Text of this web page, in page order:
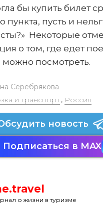
бы купить билет
пункта, пусть и
Некоторые
о том, где едет
можно посмотреть.
Серебрякова
и транспорт, Россия
новость
Подписаться в MAX
о жизни в туризме